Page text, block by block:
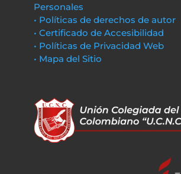
Personales
• Políticas de derechos de autor
• Certificado de Accesibilidad
• Políticas de Privacidad Web
• Mapa del Sitio